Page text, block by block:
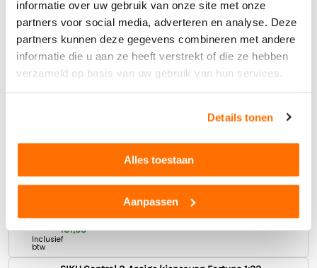
informatie over uw gebruik van onze site met onze
partners voor social media, adverteren en analyse. Deze
partners kunnen deze gegevens combineren met andere
informatie die u aan ze heeft verstrekt of die ze hebben
verzameld op basis van uw gebruik van hun services.
Details tonen
Alles toestaan
Aanpassen
Inclusief
SIKU Control 2-Assige aanhanger van Joskin 1:32
87,95
Inclusief
btw
Siku Control radiografische tractor - John Deere
8345R 1:32
131,95
Inclusief
btw